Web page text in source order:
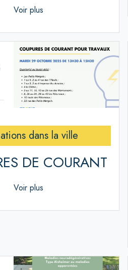
Voir plus
dans la ville
DE COURANT
Voir plus